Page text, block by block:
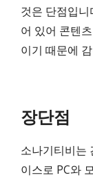
것은 단점입
어 있어 콘텐
이기 때문에
장단점
소나기티비는
이스로 PC와